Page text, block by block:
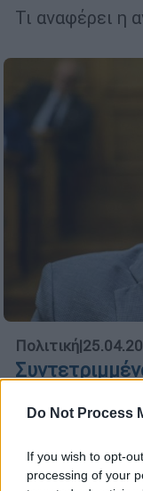
Do Not Process
If you wish to opt-
processing of your
Τι αναφέρει η
Πολιτική|
θάνατο του
βρίσκομαι,
«Δεν θα
βουλευτής